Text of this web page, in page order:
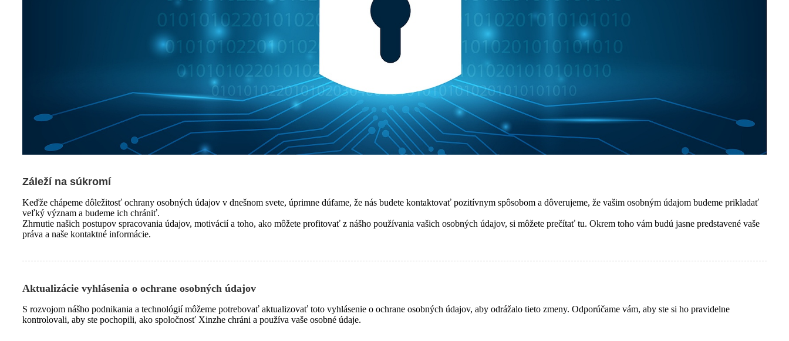
Záleží na súkromí
Keďže chápeme dôležitosť ochrany osobných údajov v dnešnom svete, úprimne dúfame, že nás budete kontaktovať pozitívnym spôsobom a dôverujeme, že vašim osobným údajom budeme prikladať
veľký význam a budeme ich chrániť.
Zhrnutie našich postupov spracovania údajov, motivácií a toho, ako môžete profitovať z nášho používania vašich osobných údajov, si môžete prečítať tu. Okrem toho vám budú jasne predstavené vaše
práva a naše kontaktné informácie.
Aktualizácie vyhlásenia o ochrane osobných údajov
S rozvojom nášho podnikania a technológií môžeme potrebovať aktualizovať toto vyhlásenie o ochrane osobných údajov, aby odrážalo tieto zmeny. Odporúčame vám, aby ste si ho pravidelne
kontrolovali, aby ste pochopili, ako spoločnosť Xinzhe chráni a používa vaše osobné údaje.